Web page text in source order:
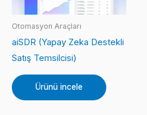
Otomasyon Araçları
aiSDR (Yapay Zeka Destekli
Satış Temsilcisi)
Ürünü incele